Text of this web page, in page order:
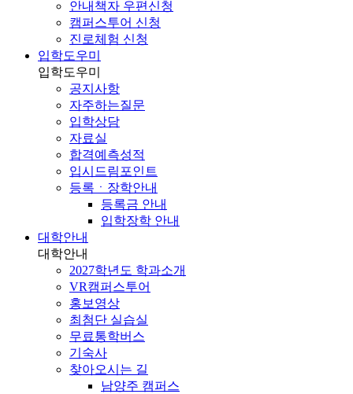
안내책자 우편신청
캠퍼스투어 신청
진로체험 신청
입학도우미
입학도우미
공지사항
자주하는질문
입학상담
자료실
합격예측성적
입시드림포인트
등록ㆍ장학안내
등록금 안내
입학장학 안내
대학안내
대학안내
2027학년도 학과소개
VR캠퍼스투어
홍보영상
최첨단 실습실
무료통학버스
기숙사
찾아오시는 길
남양주 캠퍼스